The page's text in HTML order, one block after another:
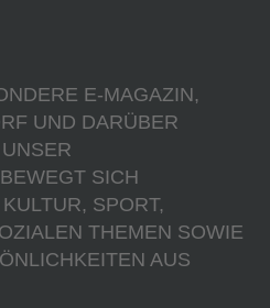
E-MAGAZIN,
UND DARÜBER
SICH
SPORT,
THEMEN SOWIE
AUS